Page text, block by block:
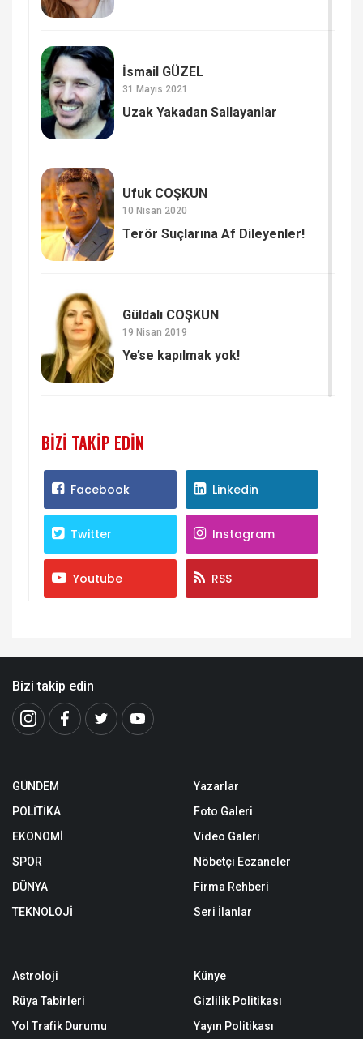
İsmail GÜZEL
31 Mayıs 2021
Uzak Yakadan Sallayanlar
Ufuk COŞKUN
10 Nisan 2020
Terör Suçlarına Af Dileyenler!
Güldalı COŞKUN
19 Nisan 2019
Ye’se kapılmak yok!
BIZI TAKIP EDIN
Facebook Linkedin
Twitter Instagram
Youtube RSS
Bizi takip edin
GÜNDEM
POLİTİKA
EKONOMİ
SPOR
DÜNYA
TEKNOLOJİ
Yazarlar
Foto Galeri
Video Galeri
Nöbetçi Eczaneler
Firma Rehberi
Seri İlanlar
Astroloji
Rüya Tabirleri
Yol Trafik Durumu
Künye
Gizlilik Politikası
Yayın Politikası